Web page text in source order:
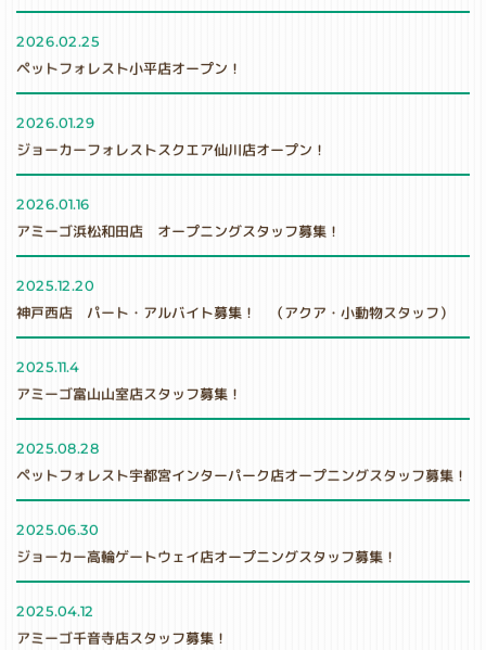
2026.02.25
ペットフォレスト小平店オープン！
2026.01.29
ジョーカーフォレストスクエア仙川店オープン！
2026.01.16
アミーゴ浜松和田店 オープニングスタッフ募集！
2025.12.20
神戸西店 パート・アルバイト募集！ （アクア・小動物スタッフ）
2025.11.4
アミーゴ富山山室店スタッフ募集！
2025.08.28
ペットフォレスト宇都宮インターパーク店オープニングスタッフ募集！
2025.06.30
ジョーカー高輪ゲートウェイ店オープニングスタッフ募集！
2025.04.12
アミーゴ千音寺店スタッフ募集！